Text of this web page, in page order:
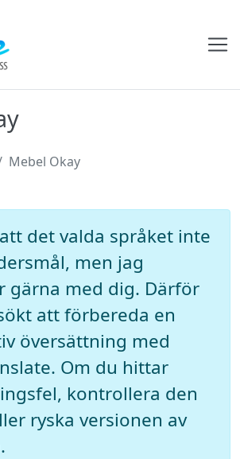
Mebel Okay
det valda språket inte
men jag
gärna med dig. Därför
att förbereda en
översättning med
Om du hittar
kontrollera den
ryska versionen av